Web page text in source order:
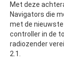
Met deze
Navigators die
met de nieuwste
controller in de
radiozender
2.1.